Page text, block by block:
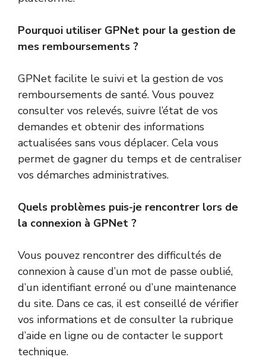
Pourquoi utiliser GPNet pour la gestion de
mes remboursements ?
GPNet facilite le suivi et la gestion de vos
remboursements de santé. Vous pouvez
consulter vos relevés, suivre l’état de vos
demandes et obtenir des informations
actualisées sans vous déplacer. Cela vous
permet de gagner du temps et de centraliser
vos démarches administratives.
Quels problèmes puis-je rencontrer lors de
la connexion à GPNet ?
Vous pouvez rencontrer des difficultés de
connexion à cause d’un mot de passe oublié,
d’un identifiant erroné ou d’une maintenance
du site. Dans ce cas, il est conseillé de vérifier
vos informations et de consulter la rubrique
d’aide en ligne ou de contacter le support
technique.